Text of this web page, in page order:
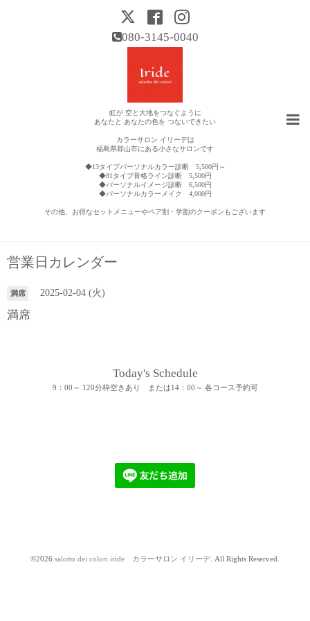
080-3145-0040
虹が 空と大地をつなぐように
あなたと あなたの色を つないできたい
カラーサロン イリーデは
福島県郡山市にある小さなサロンです
◆13タイプパーソナルカラー診断 5,500円～
◆81タイプ骨格ライン診断 5,500円
◆パーソナルイメージ診断 6,500円
◆パーソナルカラーメイク 4,000円
その他、お得なセットメニューやペア割・学割のクーポンもございます
営業日カレンダー
満席 2025-02-04 (火)
満席
Today's Schedule
9：00～ 120分枠空きあり または14：00～ 各コース予約可
©2026 salotto dei colori iride カラーサロン イリーデ. All Rights Reserved.